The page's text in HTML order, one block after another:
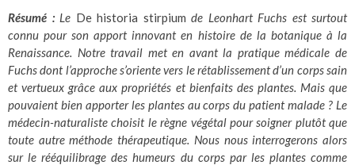
Résumé : Le De historia stirpium de Leonhart Fuchs est surtout
connu pour son apport innovant en histoire de la botanique à la
Renaissance. Notre travail met en avant la pratique médicale de
Fuchs dont l’approche s’oriente vers le rétablissement d’un corps sain
et vertueux grâce aux propriétés et bienfaits des plantes. Mais que
pouvaient bien apporter les plantes au corps du patient malade ? Le
médecin-naturaliste choisit le règne végétal pour soigner plutôt que
toute autre méthode thérapeutique. Nous nous interrogerons alors
sur le rééquilibrage des humeurs du corps par les plantes comme